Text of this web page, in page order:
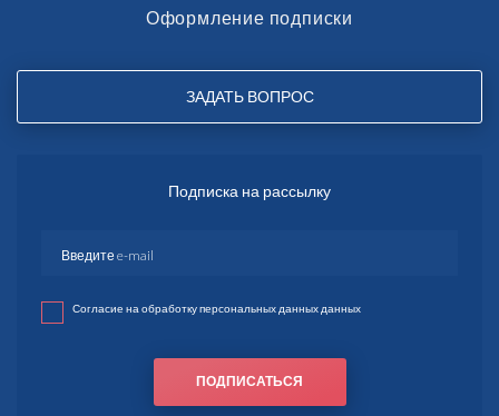
Оформление подписки
ЗАДАТЬ ВОПРОС
Подписка на рассылку
Согласие на обработку персональных данных данных
ПОДПИСАТЬСЯ